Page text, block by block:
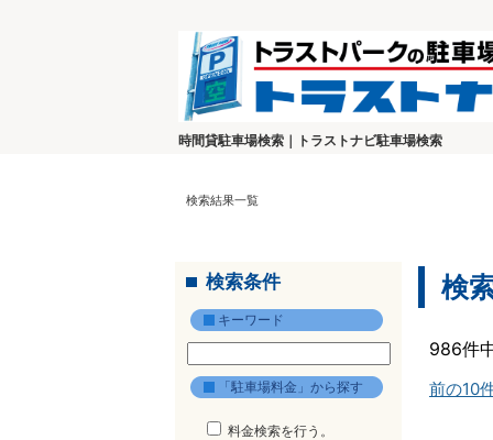
時間貸駐車場検索｜トラストナビ駐車場検索
検索結果一覧
検索条件
キーワード
「駐車場料金」から探す
料金検索を行う。
検
986件
前の10